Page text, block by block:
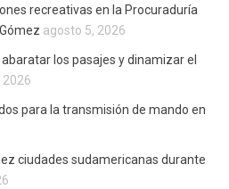
recreativas en la Procuraduría
agosto 5, 2026
los pasajes y dinamizar el
2026
para la transmisión de mando en
ciudades sudamericanas durante